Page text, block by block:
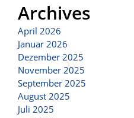
Archives
April 2026
Januar 2026
Dezember 2025
November 2025
September 2025
August 2025
Juli 2025